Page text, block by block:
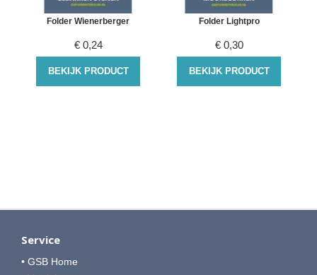
Folder Wienerberger
€ 0,24
BEKIJK PRODUCT
Folder Lightpro
€ 0,30
BEKIJK PRODUCT
Service
• GSB Home